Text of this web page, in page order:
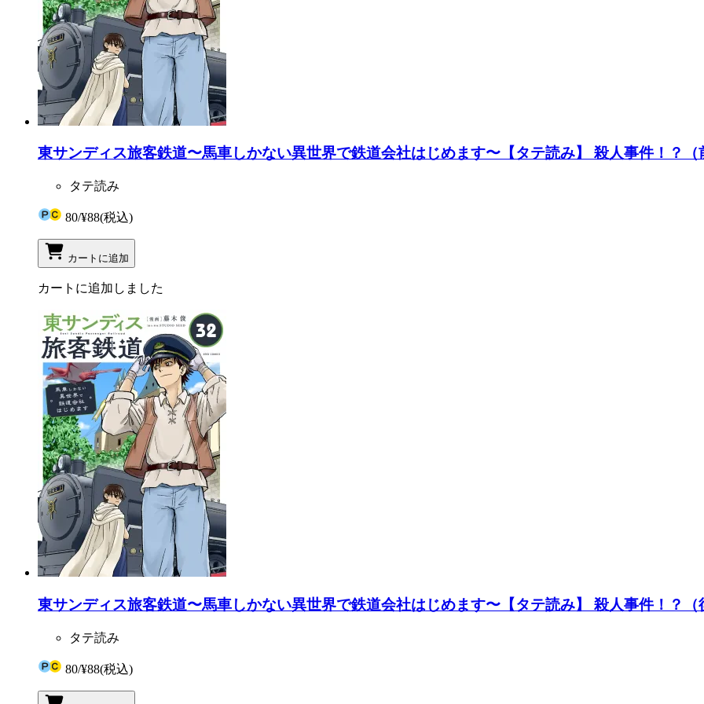
東サンディス旅客鉄道〜馬車しかない異世界で鉄道会社はじめます〜【タテ読み】 殺人事件！？（
タテ読み
80/¥88(税込)
カートに追加
カートに追加しました
東サンディス旅客鉄道〜馬車しかない異世界で鉄道会社はじめます〜【タテ読み】 殺人事件！？（
タテ読み
80/¥88(税込)